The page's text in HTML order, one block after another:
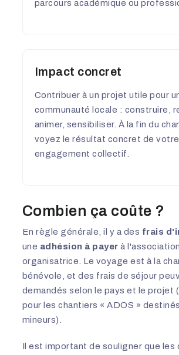
parcours académique ou
Impact concret
Contribuer à un projet utile pour
communauté locale : construire,
animer, sensibiliser. À la fin du
voyez le résultat concret de votre
engagement collectif.
Combien ça coûte ?
En règle générale, il y a des frais
une adhésion à payer à
organisatrice. Le voyage est à la
bénévole, et des frais de séjour
demandés selon le pays et le projet
pour les chantiers « ADOS »
mineurs).
Il est important de souligner que les